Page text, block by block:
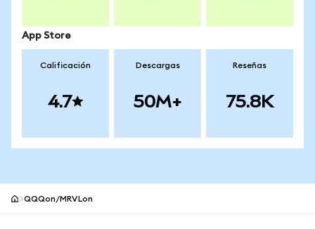
App Store
Calificación
4.7
Descargas
50M+
Reseñas
75.8K
QQQon/MRVLon